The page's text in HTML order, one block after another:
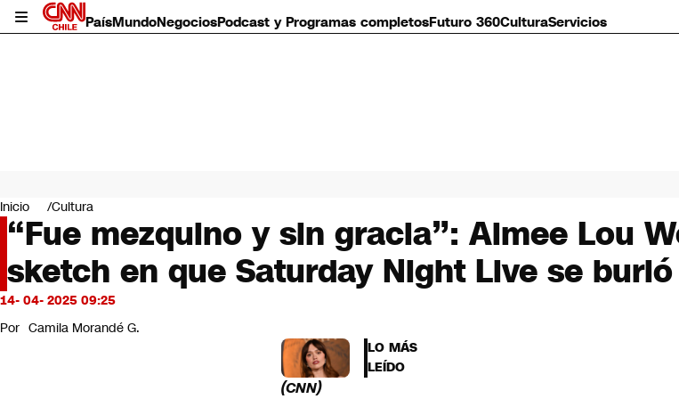
PaísMundoNegociosPodcast y Programas completosFuturo 360CulturaServicios
Mundo
Negocios
Deportes
Programas completos
Cultura
Servicios
Bits
CNN Data
Inicio Cultura
“Fue mezquino y sin gracia”: Aimee Lou
sketch en que Saturday Night Live se
14- 04- 2025 09:25
Por Camila Morandé G.
(CNN)
LO MÁS
LEÍDO